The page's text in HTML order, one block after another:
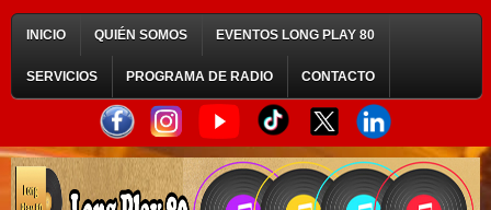
INICIO QUIÉN SOMOS EVENTOS LONG PLAY 80
SERVICIOS PROGRAMA DE RADIO CONTACTO